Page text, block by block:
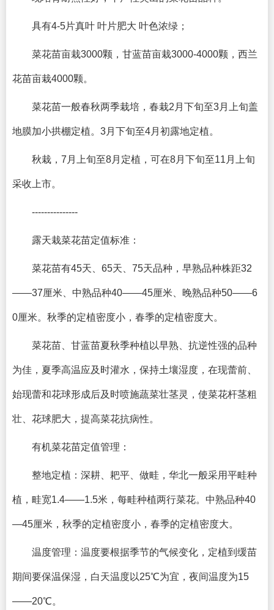
具有4-5片真叶 叶片肥大 叶色浓绿；
菜花苗亩栽3000颗，甘蓝苗亩栽3000-4000颗，西兰
花苗亩栽4000颗。
菜花苗一般春秋两季栽培，春栽2月下旬至3月上旬盖
地膜加小拱棚定植。3月下旬至4月初露地定植。
秋栽，7月上旬至8月定植，可在8月下旬至11月上旬
采收上市。
---------------
露天栽菜花苗定值标准：
菜花苗有45天、65天、75天品种，早熟品种株距32
——37厘米、中熟品种40——45厘米、晚熟品种50——6
0厘米。秋季的定植密度小，春季的定植密度大。
菜花苗、甘蓝苗夏秋季种植以早熟、抗逆性强的品种
为佳，夏季高温应及时灌水，保持土壤湿度，在现蕾前、
始现蕾和花球形成后及时喷施蔬菜壮茎灵，使菜花杆茎粗
壮、花球肥大，提高菜花抗病性。
有机菜花苗定值管理：
整地定植：深耕、耙平、做畦，华北一般采用平畦种
植，畦宽1.4——1.5米，每畦种植两行菜花。中熟品种40
—45厘米，秋季的定植密度小，春季的定植密度大。
温度管理：温度要根据季节的气候变化，定植到缓苗
期间要保温保湿，白天温度以25℃为宜，夜间温度为15
——20℃。